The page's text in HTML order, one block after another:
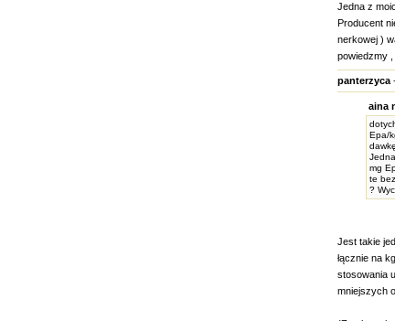
Jedna z
Producent
nerkowej )
powiedzmy ,
panterzyca-
aina
Epa/
mg
te
?
Jest takie
łącznie na
stosowania
mniejszych